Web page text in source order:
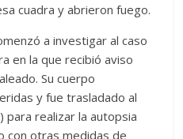
cuadra y abrieron fuego.
a investigar al caso
en la que recibió aviso
Su cuerpo
y fue trasladado al
realizar la autopsia
con otras medidas de